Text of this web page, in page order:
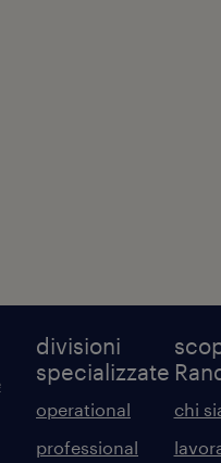
divisioni
specializzate
operational
professional
chi